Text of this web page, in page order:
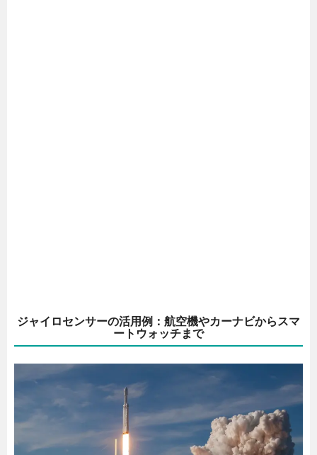
ジャイロセンサーの活用例：航空機やカーナビからスマ
ートウォッチまで